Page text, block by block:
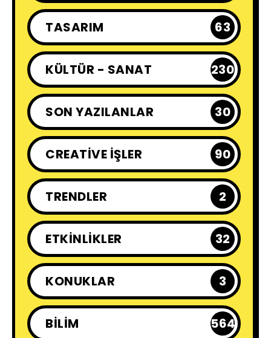
TASARIM 63
KÜLTÜR - SANAT 230
SON YAZILANLAR 30
CREATIVE İŞLER 90
TRENDLER 2
ETKINLIKLER 32
KONUKLAR 3
BILIM 564